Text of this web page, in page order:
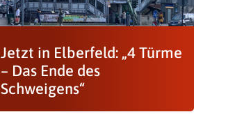
Jetzt in Elberfeld: „4 Türme
– Das Ende des
Schweigens“